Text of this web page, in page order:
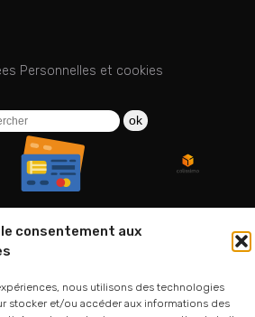
consentement aux
nous utilisons des technologies
stocker et/ou accéder aux informations des
Personnelles et cookies
ok
01 75 33 00 85